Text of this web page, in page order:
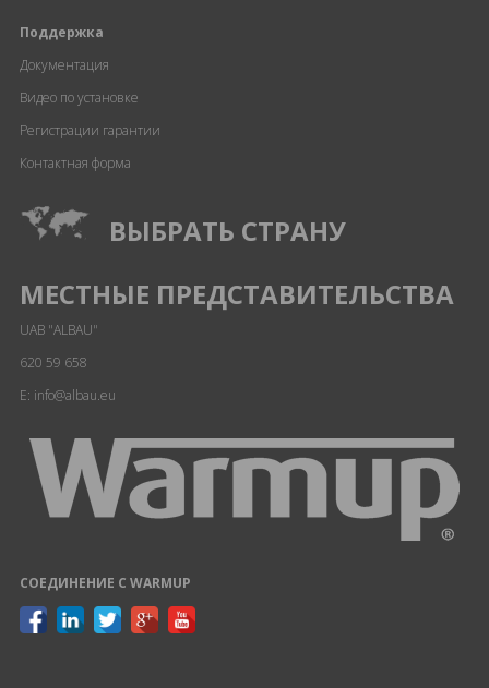
Поддержка
Документация
Видео по установке
Регистрации гарантии
Контактная форма
ВЫБРАТЬ СТРАНУ
МЕСТНЫЕ ПРЕДСТАВИТЕЛЬСТВА
UAB "ALBAU"
620 59 658
E: info@albau.eu
СОЕДИНЕНИЕ С WARMUP